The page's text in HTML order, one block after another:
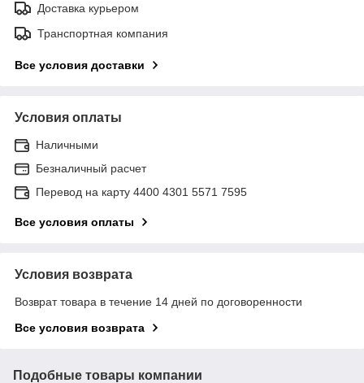
Доставка курьером
Транспортная компания
Все условия доставки
Условия оплаты
Наличными
Безналичный расчет
Перевод на карту 4400 4301 5571 7595
Все условия оплаты
Условия возврата
Возврат товара в течение 14 дней по договоренности
Все условия возврата
Подобные товары компании